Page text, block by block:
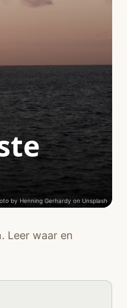
by Henning Gerhardy on Unsplash
Leer waar en